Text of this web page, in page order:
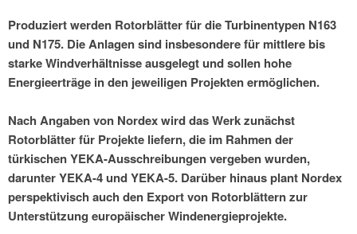
Produziert werden Rotorblätter für die Turbinentypen N163
und N175. Die Anlagen sind insbesondere für mittlere bis
starke Windverhältnisse ausgelegt und sollen hohe
Energieerträge in den jeweiligen Projekten ermöglichen.
Nach Angaben von Nordex wird das Werk zunächst
Rotorblätter für Projekte liefern, die im Rahmen der
türkischen YEKA-Ausschreibungen vergeben wurden,
darunter YEKA-4 und YEKA-5. Darüber hinaus plant Nordex
perspektivisch auch den Export von Rotorblättern zur
Unterstützung europäischer Windenergieprojekte.